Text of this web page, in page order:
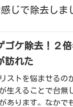
じで除去しま
ゴケ除去！２
訪れた
ストを悩ませるの
生えることで台無
あります。なかで